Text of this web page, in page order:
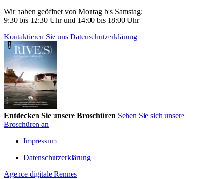
Wir haben geöffnet von Montag bis Samstag:
9:30 bis 12:30 Uhr und 14:00 bis 18:00 Uhr
Kontaktieren Sie uns Datenschutzerklärung
Entdecken Sie unsere Broschüren Sehen Sie sich unsere
Broschüren an
Impressum
Datenschutzerklärung
Agence digitale Rennes